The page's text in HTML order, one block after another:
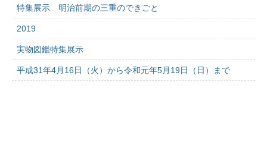
特集展示 明治前期の三重のできごと
2019
実物図鑑特集展示
平成31年4月16日（火）から令和元年5月19日（日）まで